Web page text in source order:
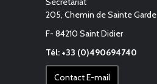
205, Chemin de Sainte Garde
F- 84210 Saint Didier
Tél: +33 (0)490694740
Contact E-mail